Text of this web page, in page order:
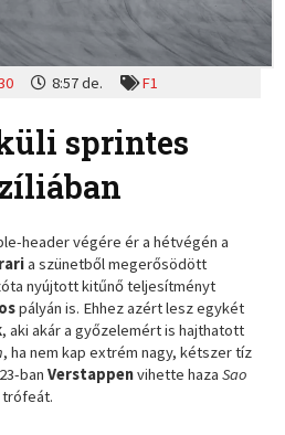
8:57 de. F1
sprintes
header végére ér a hétvégén a
a szünetből megerősödött
nyújtott kitűnő teljesítményt
pályán is. Ehhez azért lesz egykét
, aki akár a győzelemért is hajthatott
, ha nem kap extrém nagy, kétszer tíz
banVerstappenvihette hazaSao
trófeát.